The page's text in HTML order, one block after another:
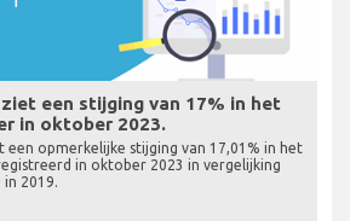
een stijging van 17% in het
in oktober 2023.
opmerkelijke stijging van 17,01% in het
in oktober 2023 in vergelijking
2019.